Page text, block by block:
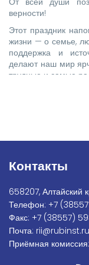
верности!
Этот праздник
жизни — о семье,
поддержка и
делают наш мир
трудные и самые
Контакты
658207, Алтайский
Телефон: +7
Факс: +7 (38557)
Почта: rii@rubinst.ru
Приёмная комиссия: